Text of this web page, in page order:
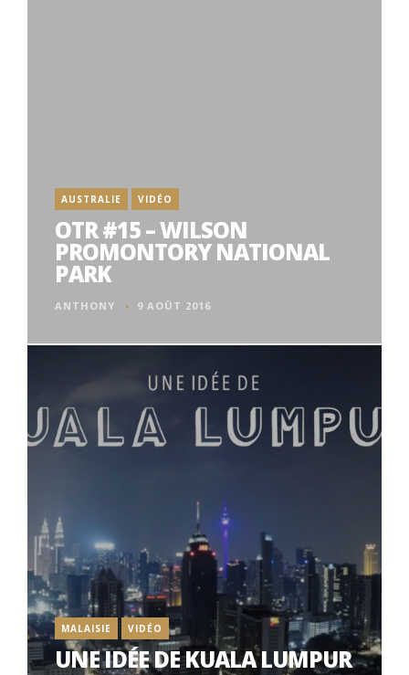
AUSTRALIE VIDÉO
OTR #15 – WILSON
PROMONTORY NATIONAL
PARK
ANTHONY 9 AOÛT 2016
MALAISIE VIDÉO
UNE IDÉE DE KUALA LUMPUR